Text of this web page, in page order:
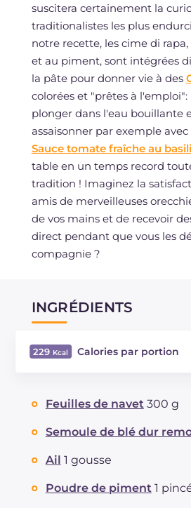
suscitera certainement la
traditionalistes les plus
notre recette, les cime di
et au piment, sont intégrées
la pâte pour donner vie à des
colorées et "prêtes à l'emploi":
plonger dans l'eau bouillante
assaisonner par exemple
Sauce tomate fraîche au
table en un temps record
tradition ! Imaginez la
amis de merveilleuses
de vos mains et de recevoir
direct pendant que vous les
compagnie ?
INGRÉDIENTS
229 Calories par portion
Dont sucres
Protéine
dont acides gras saturés
Fibre
Feuilles de navet 300 g
Semoule de blé dur
Ail 1 gousse
Poudre de piment 1